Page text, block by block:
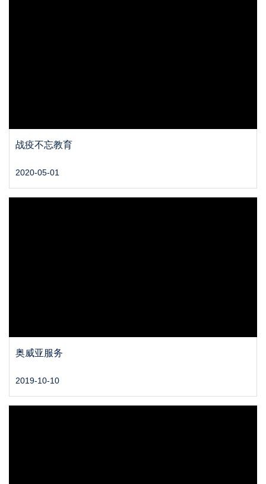
战疫不忘教育
2020-05-01
奥威亚服务
2019-10-10